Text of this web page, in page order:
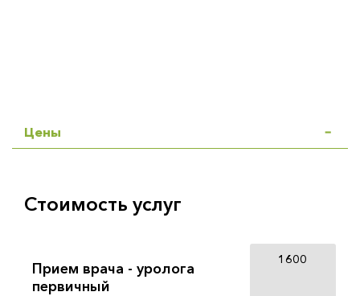
Цены
Стоимость услуг
Прием врача - уролога
первичный
1600